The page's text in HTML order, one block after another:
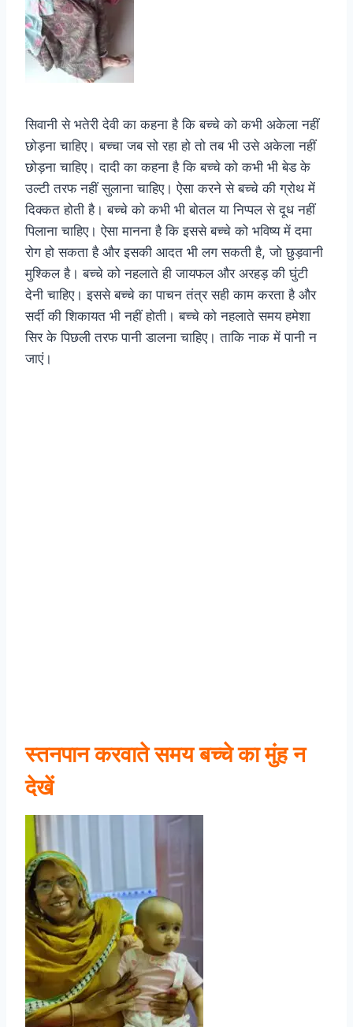
सिवानी से भतेरी देवी का कहना है कि बच्चे को कभी अकेला नहीं
छोड़ना चाहिए। बच्चा जब सो रहा हो तो तब भी उसे अकेला नहीं
छोड़ना चाहिए। दादी का कहना है कि बच्चे को कभी भी बेड के
उल्टी तरफ नहीं सुलाना चाहिए। ऐसा करने से बच्चे की ग्रोथ में
दिक्कत होती है। बच्चे को कभी भी बोतल या निप्पल से दूध नहीं
पिलाना चाहिए। ऐसा मानना है कि इससे बच्चे को भविष्य में दमा
रोग हो सकता है और इसकी आदत भी लग सकती है, जो छुड़वानी
मुश्किल है। बच्चे को नहलाते ही जायफल और अरहड़ की घुंटी
देनी चाहिए। इससे बच्चे का पाचन तंत्र सही काम करता है और
सर्दी की शिकायत भी नहीं होती। बच्चे को नहलाते समय हमेशा
सिर के पिछली तरफ पानी डालना चाहिए। ताकि नाक में पानी न
जाएं।
स्तनपान करवाते समय बच्चे का मुंह न
देखें